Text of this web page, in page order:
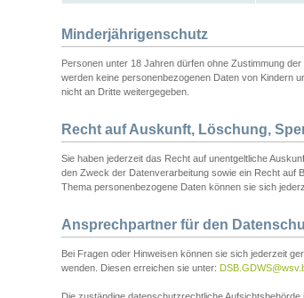
Minderjährigenschutz
Personen unter 18 Jahren dürfen ohne Zustimmung
werden keine personenbezogenen Daten von Kindern
nicht an Dritte weitergegeben.
Recht auf Auskunft, Löschung,
Sie haben jederzeit das Recht auf unentgeltliche
den Zweck der Datenverarbeitung sowie ein Recht auf
Thema personenbezogene Daten können sie sich
Ansprechpartner für den
Bei Fragen oder Hinweisen können sie sich jederzeit
wenden. Diesen erreichen sie unter: